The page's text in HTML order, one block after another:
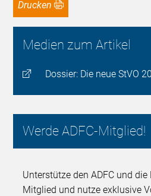
Drucken
Medien zum Artikel
Dossier: Die neue StVO
Werde ADFC-Mitglied!
Unterstütze den ADFC und die
Mitglied und nutze exklusive